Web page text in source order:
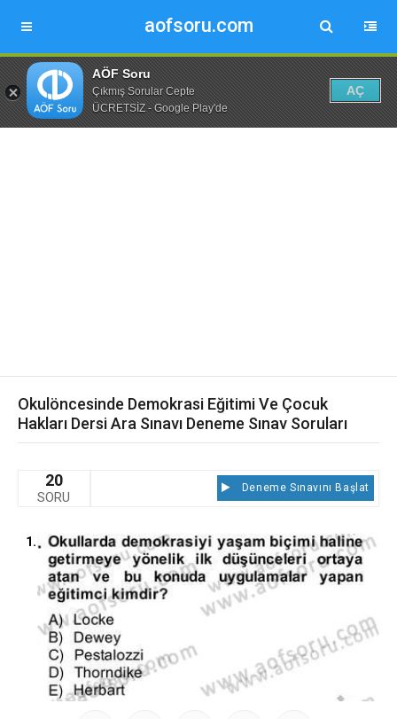
aofsoru.com
AÖF Soru
Çıkmış Sorular Cepte
ÜCRETSİZ - Google Play'de
AÇ
Okulöncesinde Demokrasi Eğitimi Ve Çocuk
Hakları Dersi Ara Sınavı Deneme Sınav Soruları
20
SORU
Deneme Sınavını Başlat
1.